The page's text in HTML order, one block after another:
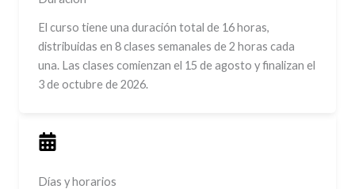
El curso tiene una duración total de 16 horas,
distribuidas en 8 clases semanales de 2 horas cada
una. Las clases comienzan el 15 de agosto y finalizan el
3 de octubre de 2026.
Días y horarios